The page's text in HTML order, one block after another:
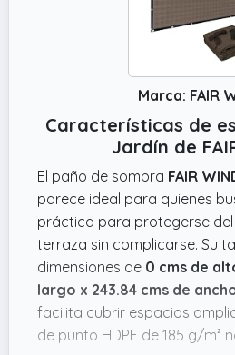
Marca: FAIR
Características de
Jardín de
El paño de sombra FAIR
parece ideal para quienes
práctica para protegerse del
terraza sin complicarse. Su
dimensiones de 0 cms de
largo x 243.84 cms de
facilita cubrir espacios
de punto HDPE de 185 g/m²